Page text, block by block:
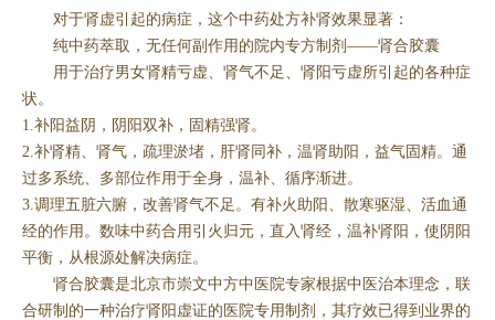
对于肾虚引起的病症，这个中药处方补肾效果显著：
纯中药萃取，无任何副作用的院内专方制剂——肾合胶囊
用于治疗男女肾精亏虚、肾气不足、肾阳亏虚所引起的各种症
状。
1.补阳益阴，阴阳双补，固精强肾。
2.补肾精、肾气，疏理淤堵，肝肾同补，温肾助阳，益气固精。通
过多系统、多部位作用于全身，温补、循序渐进。
3.调理五脏六腑，改善肾气不足。有补火助阳、散寒驱湿、活血通
经的作用。数味中药合用引火归元，直入肾经，温补肾阳，使阴阳
平衡，从根源处解决病症。
肾合胶囊是北京市崇文中方中医院专家根据中医治本理念，联
合研制的一种治疗肾阳虚证的医院专用制剂，其疗效已得到业界的